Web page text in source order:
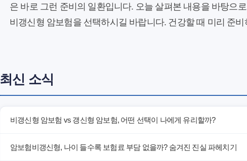
은 바로 그런 준비의 일환입니다. 오늘 살펴본 내용을 바탕으
비갱신형 암보험을 선택하시길 바랍니다. 건강할 때 미리 준
최신 소식
비갱신형 암보험 vs 갱신형 암보험, 어떤 선택이 나에게 유리할까?
암보험비갱신형, 나이 들수록 보험료 부담 없을까? 숨겨진 진실 파헤치기